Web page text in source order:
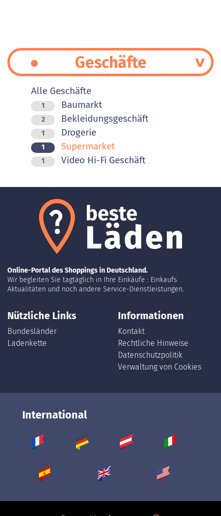
Geschäfte
Alle Geschäfte
1 Baumarkt
2 Bekleidungsgeschäft
1 Drogerie
1 Supermarket
1 Video Hi-Fi Geschäft
Online-Portal des Shoppings in Deutschland.
Wir begleiten Sie tagtäglich in Ihre Einkäufe : Einkaufs
Aktualitäten und noch andere Service-Dienstleistungen.
Nützliche Links
Bundesländer
Ladenkette
Informationen
Kontakt
Rechtliche Hinweise
Datenschutzpolitik
Verwaltung von Cookies
International